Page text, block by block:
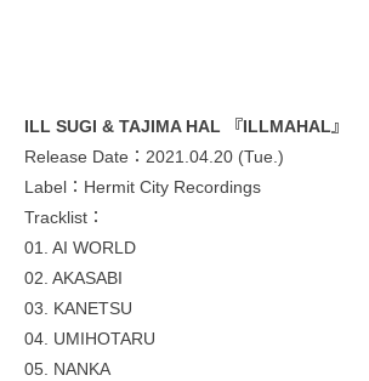
ILL SUGI & TAJIMA HAL 『ILLMAHAL』
Release Date：2021.04.20 (Tue.)
Label：Hermit City Recordings
Tracklist：
01. AI WORLD
02. AKASABI
03. KANETSU
04. UMIHOTARU
05. NANKA